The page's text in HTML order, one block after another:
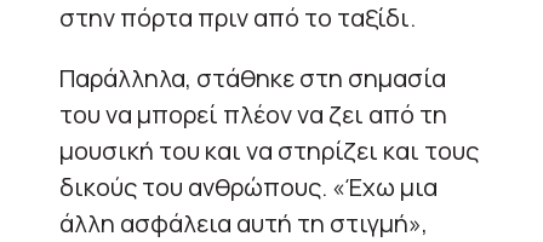
στην πόρτα πριν από το ταξίδι.
Παράλληλα, στάθηκε στη σημασία
του να μπορεί πλέον να ζει από τη
μουσική του και να στηρίζει και τους
δικούς του ανθρώπους. «Έχω μια
άλλη ασφάλεια αυτή τη στιγμή»,